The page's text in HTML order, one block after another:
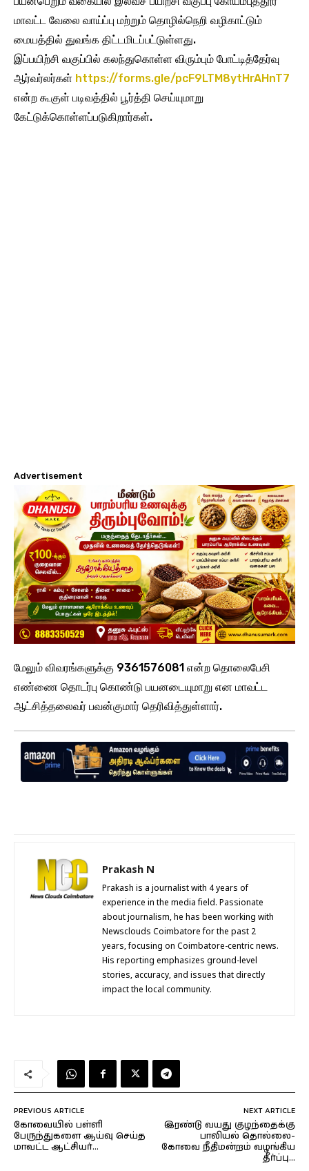
மாவட்ட வேலை வாய்ப்பு மற்றும் தொழில்நெறி வழிகாட்டும்
மையத்தில் துவங்க திட்டமிடப்பட்டுள்ளது.
இப்பயிற்சி வகுப்பில் கலந்துகொள்ள விரும்பும் போட்டித்தேர்வு
ஆர்வர்லர்கள் https://forms.gle/pcF9LTM8ytHrAHnT7
என்ற கூகுள் படிவத்தில் பூர்த்தி செய்யுமாறு
கேட்டுக்கொள்ளப்படுகிறார்கள்.
Advertisement
மேலும் விவரங்களுக்கு 9361576081 என்ற தொலைபேசி
எண்ணை தொடர்பு கொண்டு பயனடையுமாறு என மாவட்ட
ஆட்சித்தலைவர் பவன்குமார் தெரிவித்துள்ளார்.
Prakash N
Prakash is a journalist with 4 years of
experience in the media field. Passionate
about journalism, he has been working with
Newsclouds Coimbatore for the past 2
years, focusing on Coimbatore-centric news.
His reporting emphasizes ground-level
stories, accuracy, and issues that directly
impact the local community.
PREVIOUS ARTICLE
கோவையில் பள்ளி
பேருந்துகளை ஆய்வு செய்த
மாவட்ட ஆட்சியர்…
NEXT ARTICLE
இரண்டு வயது குழந்தைக்கு
பாலியல் தொல்லை-
கோவை நீதிமன்றம் வழங்கிய
தீர்ப்பு…